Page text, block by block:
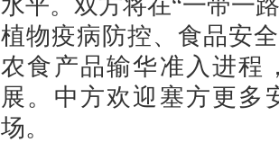
水平。双方将在“一带一
植物疫病防控、食品安
农食产品输华准入进程
展。中方欢迎塞方更多
场。